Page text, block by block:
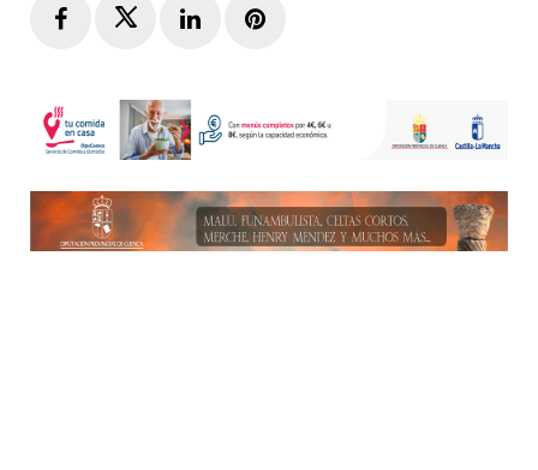
FacebookTwitterLinkedInPinterest